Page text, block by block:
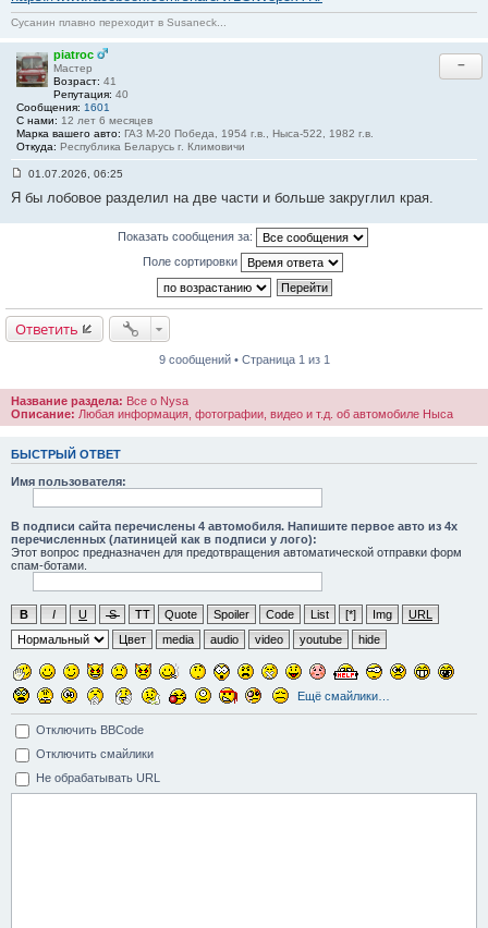
Сусанин плавно переходит в Susaneck...
piatroc
Мастер
Возраст: 41
Репутация: 40
Сообщения: 1601
С нами: 12 лет 6 месяцев
Марка вашего авто: ГАЗ М-20 Победа, 1954 г.в., Ныса-522, 1982 г.в.
Откуда: Республика Беларусь г. Климовичи
−
о
б
9
01.07.2026, 06:25
Я бы лобовое разделил на две части и больше закруглил края.
Показать сообщения за:
Поле сортировки
Ответить
9 сообщений • Страница 1 из 1
Название раздела: Все о Nysa
Описание: Любая информация, фотографии, видео и т.д. об автомобиле Ныса
БЫСТРЫЙ ОТВЕТ
Имя пользователя:
В подписи сайта перечислены 4 автомобиля. Напишите первое авто из 4х
перечисленных (латиницей как в подписи у лого):
Этот вопрос предназначен для предотвращения автоматической отправки форм
спам-ботами.
B I U S TT Quote Spoiler Code List [*] Img
URL
Цвет
media audio video youtube hide
Ещё смайлики…
Отключить BBCode
Отключить смайлики
Не обрабатывать URL